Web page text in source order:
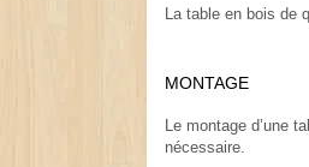
La table en bois de
MONTAGE
Le montage d’une
nécessaire.